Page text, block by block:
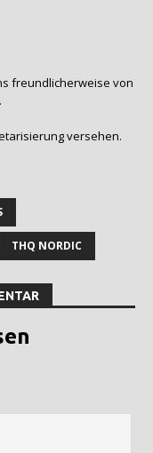
freundlicherweise von
versehen.
THQ NORDIC